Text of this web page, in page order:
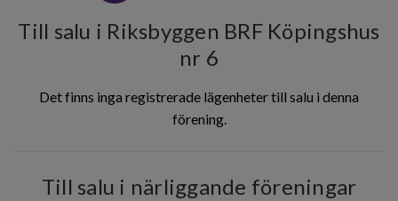
Till salu i Riksbyggen BRF Köpingshus
nr 6
Det finns inga registrerade lägenheter till salu i denna
förening.
Till salu i närliggande föreningar